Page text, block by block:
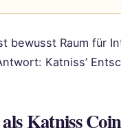
bewusst Raum für
Katniss’
Katniss